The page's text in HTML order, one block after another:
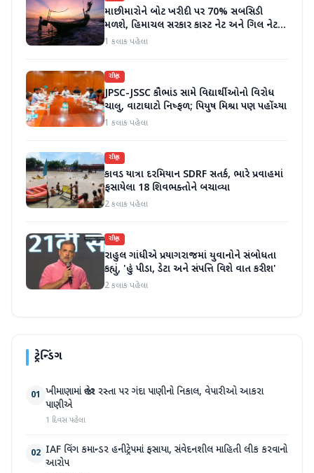
માછીમારોને બોટ ખરીદી પર 70% સબસિડી
મળશે, હિમાચલ સરકાર કાસ્ટ નેટ અને ગિલ નેટ
પર 90% સબસિડી આપશે
1 કલાક પહેલા
રાષ્ટ્રીય
JPSC-JSSC કૌભાંડ સામે વિદ્યાર્થીઓનો વિરોધ
ચાલુ, વાટાઘાટો નિષ્ફળ; પિયુષ મિશ્રા પણ પહોંચ્યા
1 કલાક પહેલા
રાષ્ટ્રીય
કાવડ યાત્રા દરમિયાન SDRF સતર્ક, ભારે પ્રવાહમાં
ફસાયેલા 18 શિવભક્તોને બચાવ્યા
2 કલાક પહેલા
રાષ્ટ્રીય
રાહુલ ગાંધીએ પ્રયાગરાજમાં યુવાનોને સંબોધતા
કહ્યું, 'હું પીડા, ડેટા અને સંપત્તિ વિશે વાત કરીશ'
2 કલાક પહેલા
ટ્રેન્ડિંગ
01 ખીમાણામાં જાહેર રસ્તા પર ગંદા પાણીનો નિકાલ, વેપારીઓ આકરા
પાણીએ
1 દિવસ પહેલા
02 IAF વિંગ કમાન્ડર હનીટ્રેપમાં ફસાયા, સંવેદનશીલ માહિતી લીક કરવાનો
આરોપ